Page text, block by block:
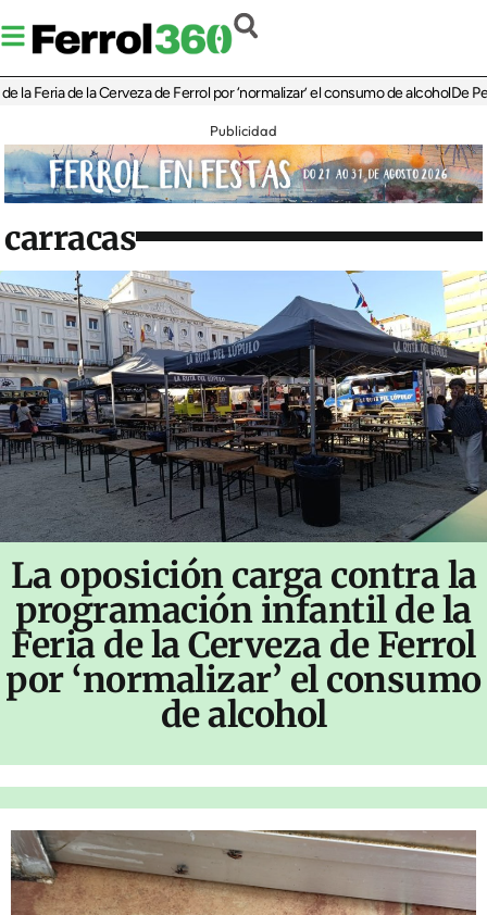
de la Cerveza de Ferrol por ‘normalizar’ el consumo de alcoholDe Perlío a
Publicidad
carracas
La oposición carga contra la
programación infantil de la
Feria de la Cerveza de Ferrol
por ‘normalizar’ el consumo
de alcohol